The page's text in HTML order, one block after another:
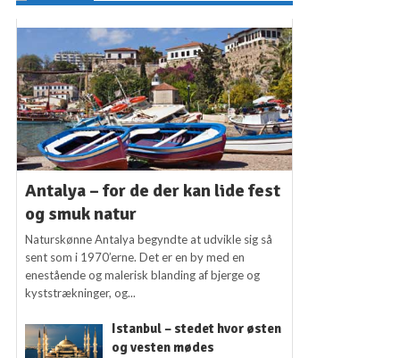
Antalya – for de der kan lide fest
og smuk natur
Naturskønne Antalya begyndte at udvikle sig så
sent som i 1970’erne. Det er en by med en
enestående og malerisk blanding af bjerge og
kyststrækninger, og...
Istanbul – stedet hvor østen
og vesten mødes